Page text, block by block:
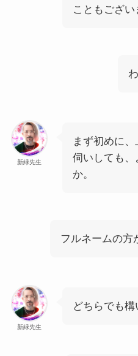
こともござい
新緑先生
まず初めに
伺いしても、
か。
フルネームの方
新緑先生
どちらでも構